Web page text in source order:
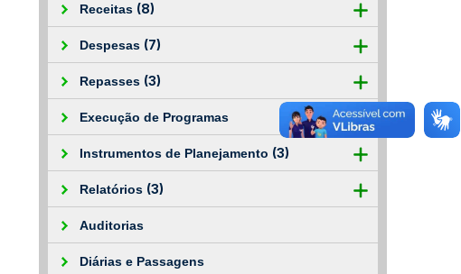
Receitas (8)
Despesas (7)
Repasses (3)
Execução de Programas
Instrumentos de Planejamento (3)
Relatórios (3)
Auditorias
Diárias e Passagens